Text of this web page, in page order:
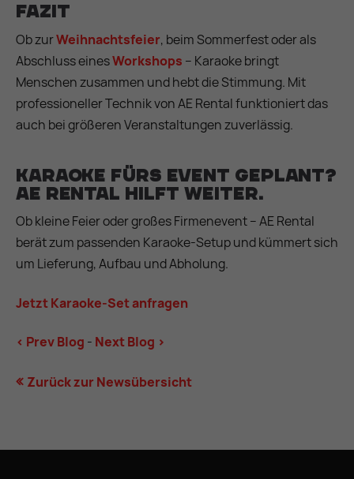
Fazit
Ob zurWeihnachtsfeier, beim Sommerfest oder als
Abschluss einesWorkshops – Karaoke bringt
Menschen zusammen und hebt die Stimmung. Mit
professioneller Technik von AE Rental funktioniert das
auch bei größeren Veranstaltungen zuverlässig.
Karaoke fürs Event geplant?
AE Rental hilft weiter.
Ob kleine Feier oder großes Firmenevent – AE Rental
berät zum passenden Karaoke-Setup und kümmert sich
um Lieferung, Aufbau und Abholung.
Jetzt Karaoke-Set anfragen
< Prev Blog - Next Blog >
Zurück zur Newsübersicht